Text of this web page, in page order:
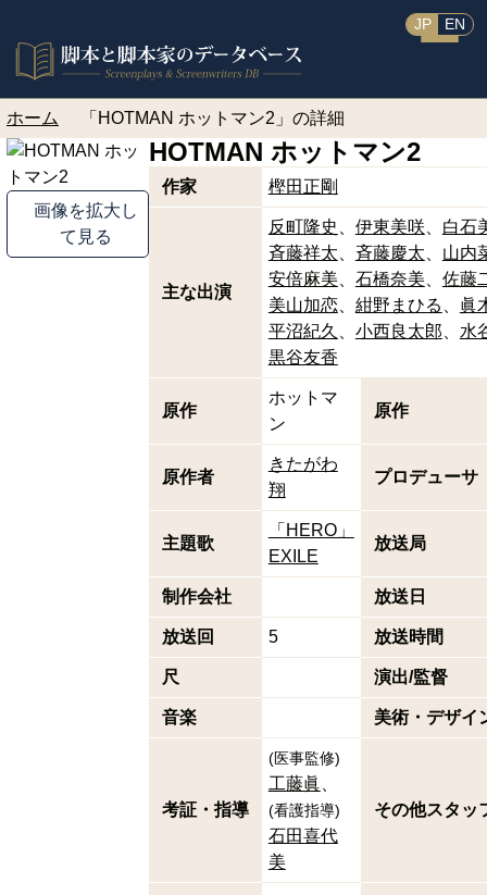
JP EN
ホーム 「HOTMAN ホットマン2」の詳細
画像を拡大し
て見る
HOTMAN ホットマン2
作家 樫田正剛
主な出演
反町隆史 伊東美咲
白石
斉藤祥太
斉藤慶太
山内
安倍麻美
石橋奈美
佐藤
美山加恋
紺野まひる
眞
平沼紀久
小西良太郎
水
黒谷友香
原作
ホットマ
ン
原作
原作者
きたがわ
翔
プロデューサ
主題歌
「HERO」
EXILE
放送局
制作会社 放送日
放送回 5 放送時間
尺 演出/監督
音楽 美術・デザイ
考証・指導
(医事監修)
工藤眞
(看護指導)
石田喜代
美
その他スタッ